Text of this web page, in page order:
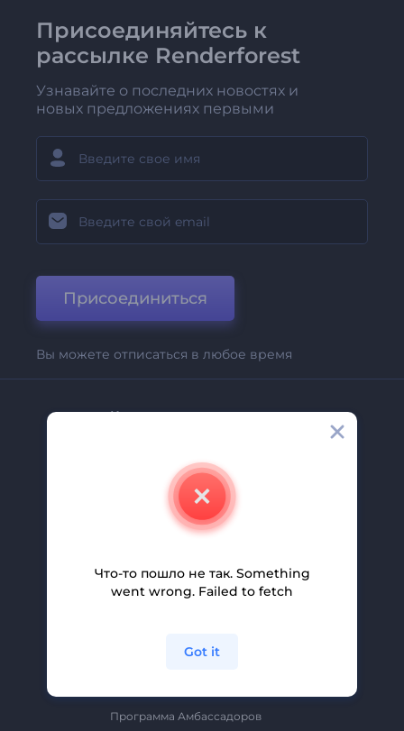
Присоединяйтесь к
рассылке Renderforest
Узнавайте о последних новостях и
новых предложениях первыми
Присоединиться
Вы можете отписаться в любое время
Компания
Свяжитесь С Нами
Помощь И Поддержка
Партнерская Программа
Политика Конфиденциальности
Программа Амбассадоров
Что-то пошло не так. Something
went wrong. Failed to fetch
Got it